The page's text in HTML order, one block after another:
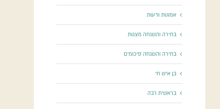
אמונות ודעות
בחירה והשגחה מצגות
בחירה והשגחה סיכומים
בן איש חי
בראשית רבה